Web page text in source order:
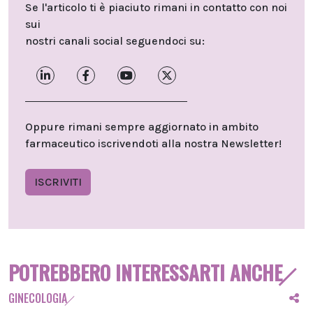
Se l'articolo ti è piaciuto rimani in contatto con noi
sui
nostri canali social seguendoci su:
Oppure rimani sempre aggiornato in ambito
farmaceutico iscrivendoti alla nostra Newsletter!
ISCRIVITI
POTREBBERO INTERESSARTI ANCHE
GINECOLOGIA